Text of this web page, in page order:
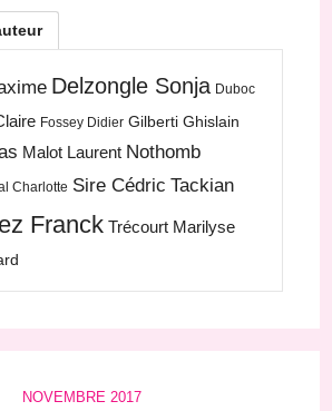
Delzongle Sonja Duboc
Fossey Didier Gilberti Ghislain
Malot Laurent Nothomb
Charlotte Sire Cédric Tackian
Franck Trécourt Marilyse
NOVEMBRE 2017